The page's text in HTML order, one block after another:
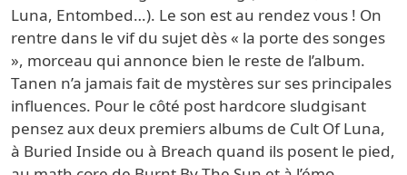
Luna, Entombed…). Le son est au rendez vous ! On
rentre dans le vif du sujet dès « la porte des songes
», morceau qui annonce bien le reste de l’album.
Tanen n’a jamais fait de mystères sur ses principales
influences. Pour le côté post hardcore sludgisant
pensez aux deux premiers albums de Cult Of Luna,
à Buried Inside ou à Breach quand ils posent le pied,